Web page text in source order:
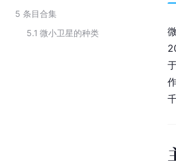
5 条目合集
5.1 微小卫星的种类